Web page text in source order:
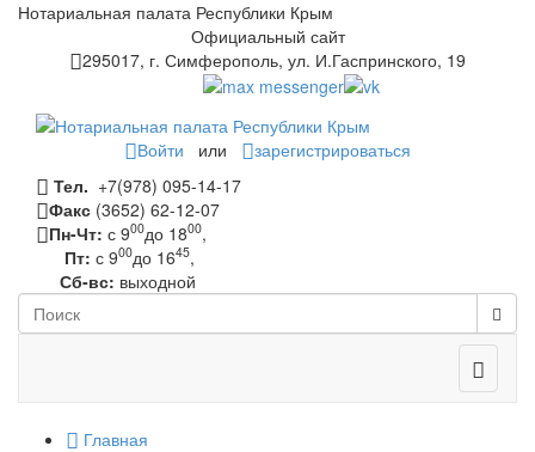
Нотариальная палата Республики Крым
Официальный сайт
295017, г. Симферополь, ул. И.Гаспринского, 19
Войти или
зарегистрироваться
Тел. +7(978) 095-14-17
Факс (3652) 62-12-07
Пн-Чт: с 900до 1800,
Пт: с 900до 1645,
Сб-вс: выходной
Toggle
Главная